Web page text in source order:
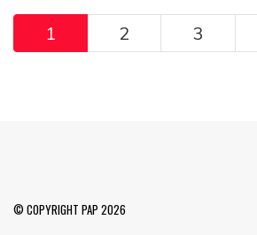
Pagination
1 2 3
© COPYRIGHT PAP 2026